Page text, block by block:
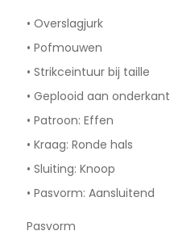
• Overslagjurk
• Pofmouwen
• Strikceintuur bij taille
• Geplooid aan onderkant
• Patroon: Effen
• Kraag: Ronde hals
• Sluiting: Knoop
• Pasvorm: Aansluitend
Pasvorm